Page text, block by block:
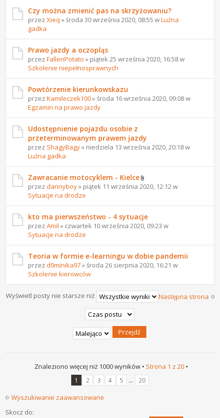
Czy można zmienić pas na skrzyżowaniu?
przezXieq » środa 30 września 2020, 08:55 wLuźna
gadka
Prawo jazdy a oczopląs
przezFallenPotato » piątek 25 września 2020, 16:58 w
Szkolenie niepełnosprawnych
Powtórzenie kierunkowskazu
przezKamileczek100» środa 16 września 2020, 09:08 w
Egzamin na prawo jazdy
Udostępnienie pojazdu osobie z
przeterminowanym prawem jazdy
przez ShagyBagy» niedziela 13 września 2020, 20:18 w
Luźna gadka
Zawracanie motocyklem - Kielce
przezdannyboy» piątek 11 września 2020, 12:12 w
Sytuacje na drodze
kto ma pierwszeństwo - 4 sytuacje
przezAmil » czwartek 10 września 2020, 09:23 w
Sytuacje na drodze
Teoria w formie e-learningu w dobie pandemii
przezd0minika97» środa 26 sierpnia 2020, 16:21 w
Szkolenie kierowców
Następna strona
Wyświetl posty nie starsze niż
Znaleziono więcej niż 1000 wyników • Strona 1 z 20 •
1 2 3 4 5 ... 20
Wyszukiwanie zaawansowane
Skocz do: